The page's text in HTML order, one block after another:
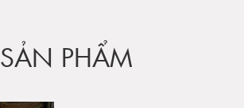
SẢN PHẨM